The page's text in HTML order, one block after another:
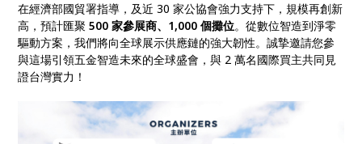
在經濟部國貿署指導，及近 30 家公協會強力支持下，規模再創新
高，預計匯聚500 家參展商、1,000 個攤位。從數位智造到淨零
驅動方案，我們將向全球展示供應鏈的強大韌性。誠摯邀請您參
與這場引領五金智造未來的全球盛會，與 2 萬名國際買主共同見
證台灣實力！